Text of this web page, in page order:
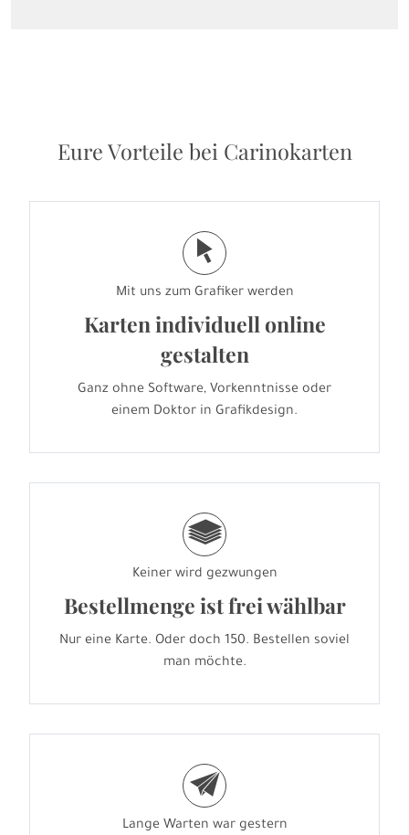
Eure Vorteile bei Carinokarten
j
Mit uns zum Grafiker werden
Karten individuell online
gestalten
Ganz ohne Software, Vorkenntnisse oder
einem Doktor in Grafikdesign.
g
Keiner wird gezwungen
Bestellmenge ist frei wählbar
Nur eine Karte. Oder doch 150. Bestellen soviel
man möchte.
e
Lange Warten war gestern